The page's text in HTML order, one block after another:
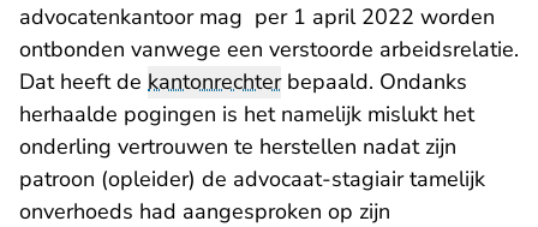
advocatenkantoor mag per 1 april 2022 worden
ontbonden vanwege een verstoorde arbeidsrelatie.
Dat heeft de kantonrechterbepaald. Ondanks
herhaalde pogingen is het namelijk mislukt het
onderling vertrouwen te herstellen nadat zijn
patroon (opleider) de advocaat-stagiair tamelijk
onverhoeds had aangesproken op zijn